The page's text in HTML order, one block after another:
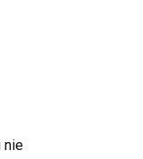
nie